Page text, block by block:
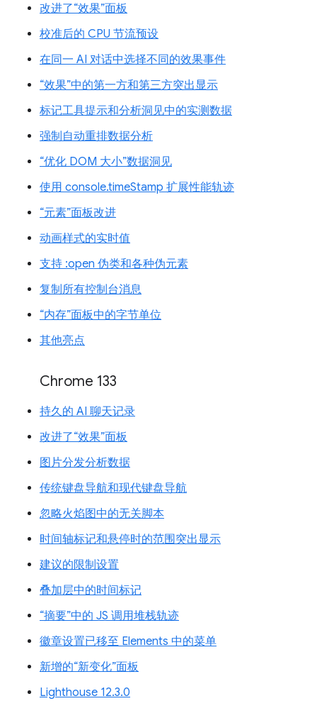
改进了“效果”面板
校准后的 CPU 节流预设
在同一 AI 对话中选择不同的效果事件
“效果”中的第一方和第三方突出显示
标记工具提示和分析洞见中的实测数据
强制自动重排数据分析
“优化 DOM 大小”数据洞见
使用 console.timeStamp 扩展性能轨迹
“元素”面板改进
动画样式的实时值
支持 :open 伪类和各种伪元素
复制所有控制台消息
“内存”面板中的字节单位
其他亮点
Chrome 133
持久的 AI 聊天记录
改进了“效果”面板
图片分发分析数据
传统键盘导航和现代键盘导航
忽略火焰图中的无关脚本
时间轴标记和悬停时的范围突出显示
建议的限制设置
叠加层中的时间标记
“摘要”中的 JS 调用堆栈轨迹
徽章设置已移至 Elements 中的菜单
新增的“新变化”面板
Lighthouse 12.3.0